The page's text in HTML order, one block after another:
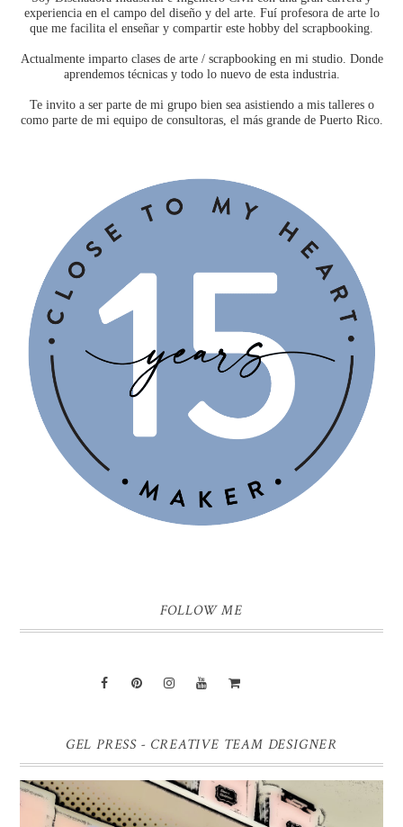
experiencia en el campo del diseño y del arte. Fuí profesora de arte lo
que me facilita el enseñar y compartir este hobby del scrapbooking.
Actualmente imparto clases de arte / scrapbooking en mi studio. Donde
aprendemos técnicas y todo lo nuevo de esta industria.
Te invito a ser parte de mi grupo bien sea asistiendo a mis talleres o
como parte de mi equipo de consultoras, el más grande de Puerto Rico.
FOLLOW ME
GEL PRESS - CREATIVE TEAM DESIGNER